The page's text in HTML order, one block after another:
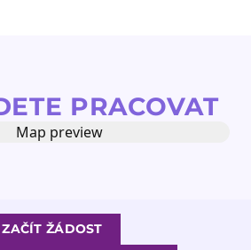
PRACOVAT
ZAČÍT ŽÁDOST